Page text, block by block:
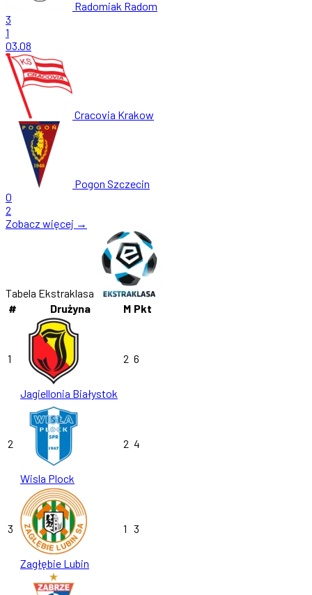
Radomiak Radom
3
1
03.08
Cracovia Krakow
Pogon Szczecin
0
2
Zobacz więcej →
Tabela Ekstraklasa
#
Drużyna M Pkt
1
Jagiellonia Białystok
2 6
2
Wisla Plock
2 4
3
Zagłębie Lubin
1 3